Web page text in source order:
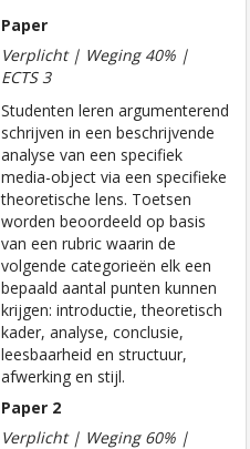
Paper
Verplicht | Weging 40% |
ECTS 3
Studenten leren argumenterend
schrijven in een beschrijvende
analyse van een specifiek
media-object via een specifieke
theoretische lens. Toetsen
worden beoordeeld op basis
van een rubric waarin de
volgende categorieën elk een
bepaald aantal punten kunnen
krijgen: introductie, theoretisch
kader, analyse, conclusie,
leesbaarheid en structuur,
afwerking en stijl.
Paper 2
Verplicht | Weging 60% |